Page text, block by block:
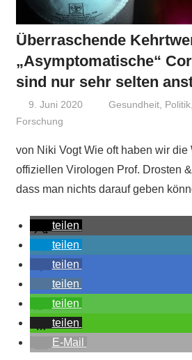
Überraschende
„Asymptomatische“
sind nur sehr selten
9. Juni 2020 Niki Vogt
Gesundheit, Politik
Forschung
von Niki Vogt Wie oft haben wir die
offiziellen Virologen Prof. Drosten
dass man nichts darauf geben
teilen
teilen
teilen
teilen
teilen
teilen
E-Mail